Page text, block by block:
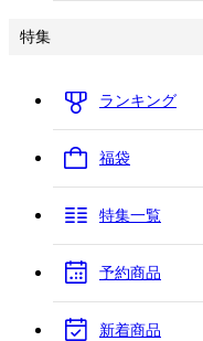
特集
ランキング
福袋
特集一覧
予約商品
新着商品